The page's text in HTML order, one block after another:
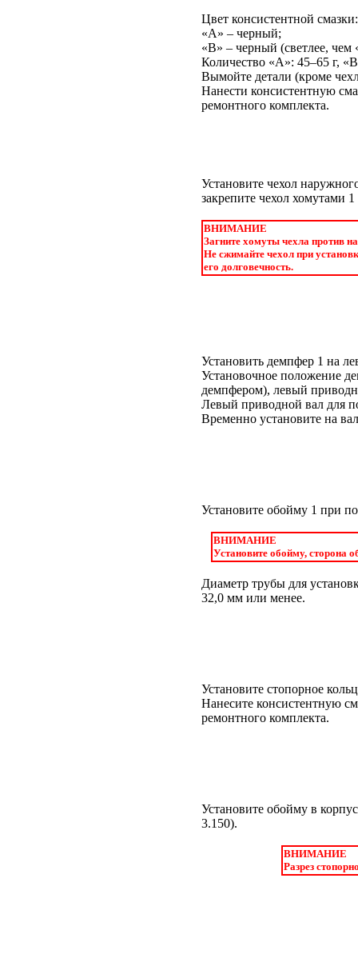
Цвет консистентной смазки:
«A» – черный;
«B» – черный (светлее, чем
Количество «A»: 45–65 г,
Вымойте детали (кроме
Нанести консистентную
ремонтного комплекта.
Установите чехол
закрепите чехол хомутами 1
ВНИМАНИЕ
Загните хомуты чехла против
Не сжимайте чехол при
его долговечность.
Установить демпфер 1 на
Установочное положение
демпфером), левый
Левый приводной вал для
Временно установите на
Установите обойму 1 при
ВНИМАНИЕ
Установите обойму,
Диаметр трубы для
32,0 мм или менее.
Установите стопорное
Нанесите консистентную
ремонтного комплекта.
Установите обойму в
3.150).
ВНИМАНИЕ
Разрез